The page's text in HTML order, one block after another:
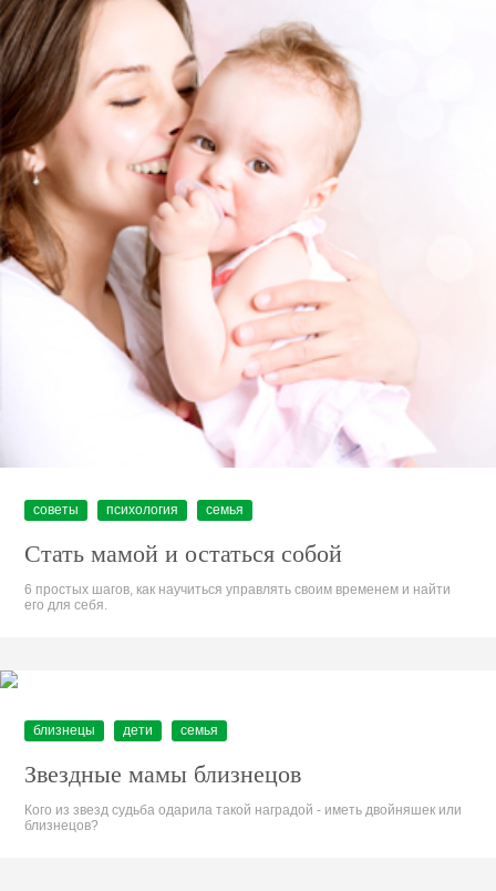
советы психология семья
Стать мамой и остаться собой
6 простых шагов, как научиться управлять своим временем и найти
его для себя.
близнецы дети семья
Звездные мамы близнецов
Кого из звезд судьба одарила такой наградой - иметь двойняшек или
близнецов?